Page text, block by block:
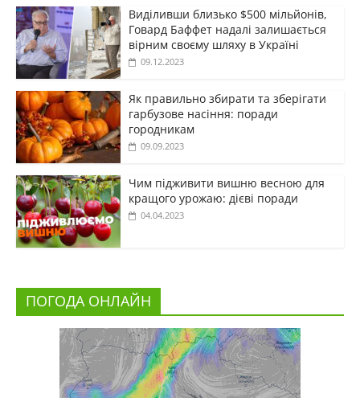
Виділивши близько $500 мільйонів,
Говард Баффет надалі залишається
вірним своєму шляху в Україні
09.12.2023
Як правильно збирати та зберігати
гарбузове насіння: поради
городникам
09.09.2023
Чим підживити вишню весною для
кращого урожаю: дієві поради
04.04.2023
ПОГОДА ОНЛАЙН